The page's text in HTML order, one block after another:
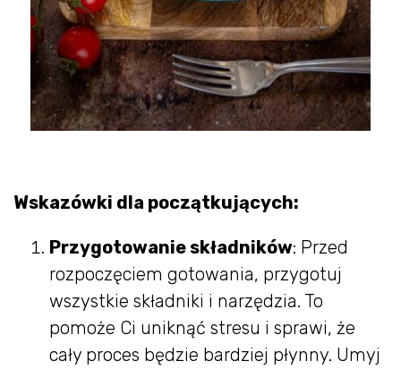
Wskazówki dla początkujących:
Przygotowanie składników: Przed
rozpoczęciem gotowania, przygotuj
wszystkie składniki i narzędzia. To
pomoże Ci uniknąć stresu i sprawi, że
cały proces będzie bardziej płynny. Umyj